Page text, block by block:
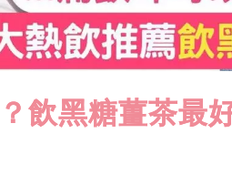
飲黑糖薑茶最